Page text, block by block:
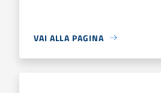
VAI ALLA PAGINA